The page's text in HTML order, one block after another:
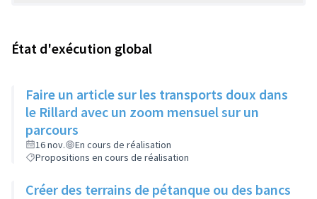
État d'exécution global
Faire un article sur les transports doux dans
le Rillard avec un zoom mensuel sur un
parcours
16 nov.
En cours de réalisation
Propositions en cours de réalisation
Créer des terrains de pétanque ou des bancs